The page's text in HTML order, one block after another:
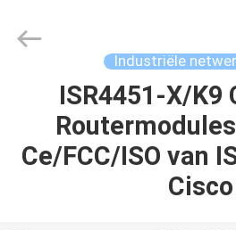
PRODUCTEN
Ltd..
Industriële
ISR4451-X/K9
Ce/FCC/ISO van
Cisco